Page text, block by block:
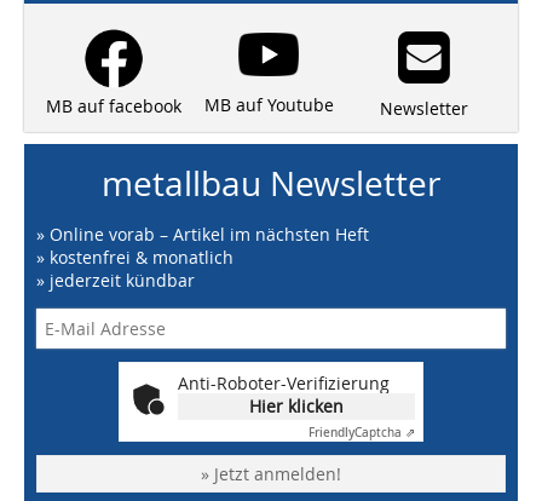
MB auf facebook MB auf Youtube Newsletter
metallbau Newsletter
» Online vorab – Artikel im nächsten Heft
» kostenfrei & monatlich
» jederzeit kündbar
Anti-Roboter-Verifizierung
Hier klicken
FriendlyCaptcha ⇗
» Jetzt anmelden!